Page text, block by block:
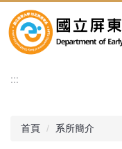
到
主
容
:::
首頁 系所簡介